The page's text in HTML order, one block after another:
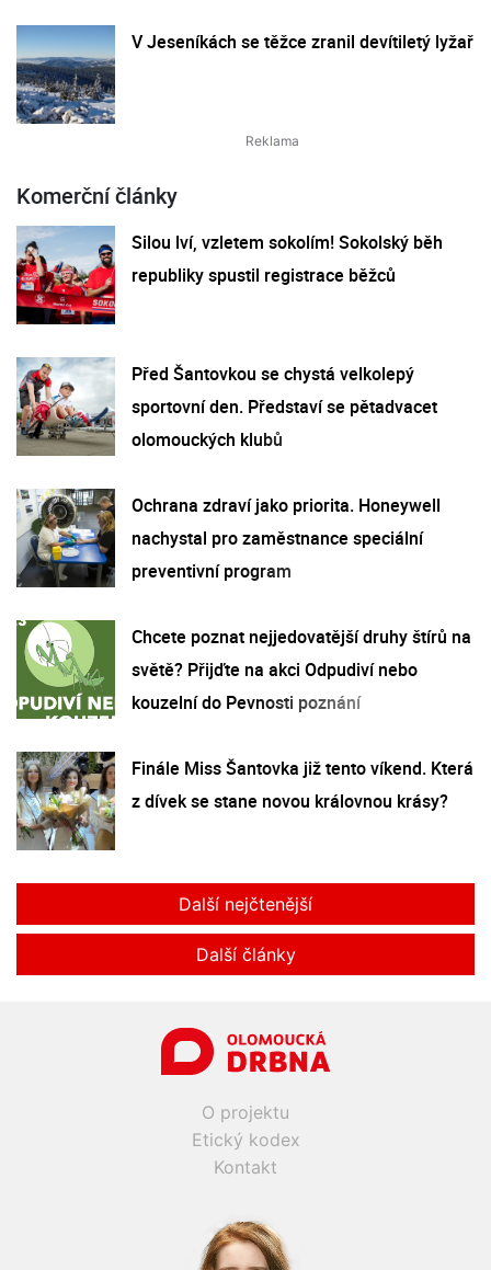
V Jeseníkách se těžce zranil devítiletý lyžař
Komerční články
Silou lví, vzletem sokolím! Sokolský běh
republiky spustil registrace běžců
Před Šantovkou se chystá velkolepý
sportovní den. Představí se pětadvacet
olomouckých klubů
Ochrana zdraví jako priorita. Honeywell
nachystal pro zaměstnance speciální
preventivní program
Chcete poznat nejjedovatější druhy štírů na
světě? Přijďte na akci Odpudiví nebo
kouzelní do Pevnosti poznání
Finále Miss Šantovka již tento víkend. Která
z dívek se stane novou královnou krásy?
Další nejčtenější
Další články
O projektu
Etický kodex
Kontakt